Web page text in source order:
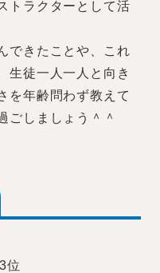
トラクターとして活
できたことや、これ
生徒一人一人と向き
を年齢問わず教えて
ごしましょう＾＾
位